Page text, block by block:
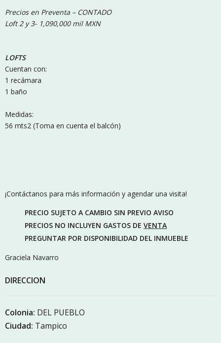
Precios en Preventa – CONTADO
Loft 2 y 3- 1,090,000 mil MXN
LOFTS
Cuentan con:
1 recámara
1 baño
Medidas:
56 mts2 (Toma en cuenta el balcón)
¡Contáctanos para más información y agendar una visita!
PRECIO SUJETO A CAMBIO SIN PREVIO AVISO
PRECIOS NO INCLUYEN GASTOS DE VENTA
PREGUNTAR POR DISPONIBILIDAD DEL INMUEBLE
Graciela Navarro
DIRECCION
Colonia: DEL PUEBLO
Ciudad: Tampico